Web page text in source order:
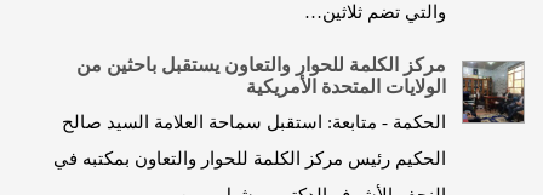
والتي تضم ثلاثين…
مركز الكلمة للحوار والتعاون يستقبل باحثين من
الولايات المتحدة الأمريكية
الحكمة - متابعة: استقبل سماحة العلامة السيد صالح
الحكيم رئيس مركز الكلمة للحوار والتعاون بمكتبه في